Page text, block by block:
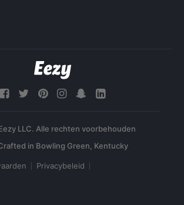
LLC. Alle rechten voorbehouden
Privacybeleid